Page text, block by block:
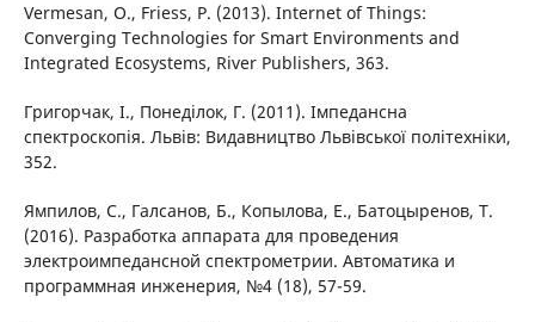
Vermesan, O., Friess, P. (2013). Internet of Things:
Converging Technologies for Smart Environments and
Integrated Ecosystems, River Publishers, 363.
Григорчак, І., Понеділок, Г. (2011). Імпедансна
спектроскопія. Львів: Видавництво Львівської політехніки,
352.
Ямпилов, С., Галсанов, Б., Копылова, Е., Батоцыренов, Т.
(2016). Разработка аппарата для проведения
электроимпедансной спектрометрии. Автоматика и
программная инженерия, №4 (18), 57-59.